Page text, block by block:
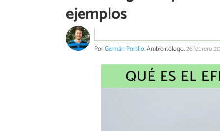
ejemplos
PorGermán Portillo, Ambientólogo.26 febrero